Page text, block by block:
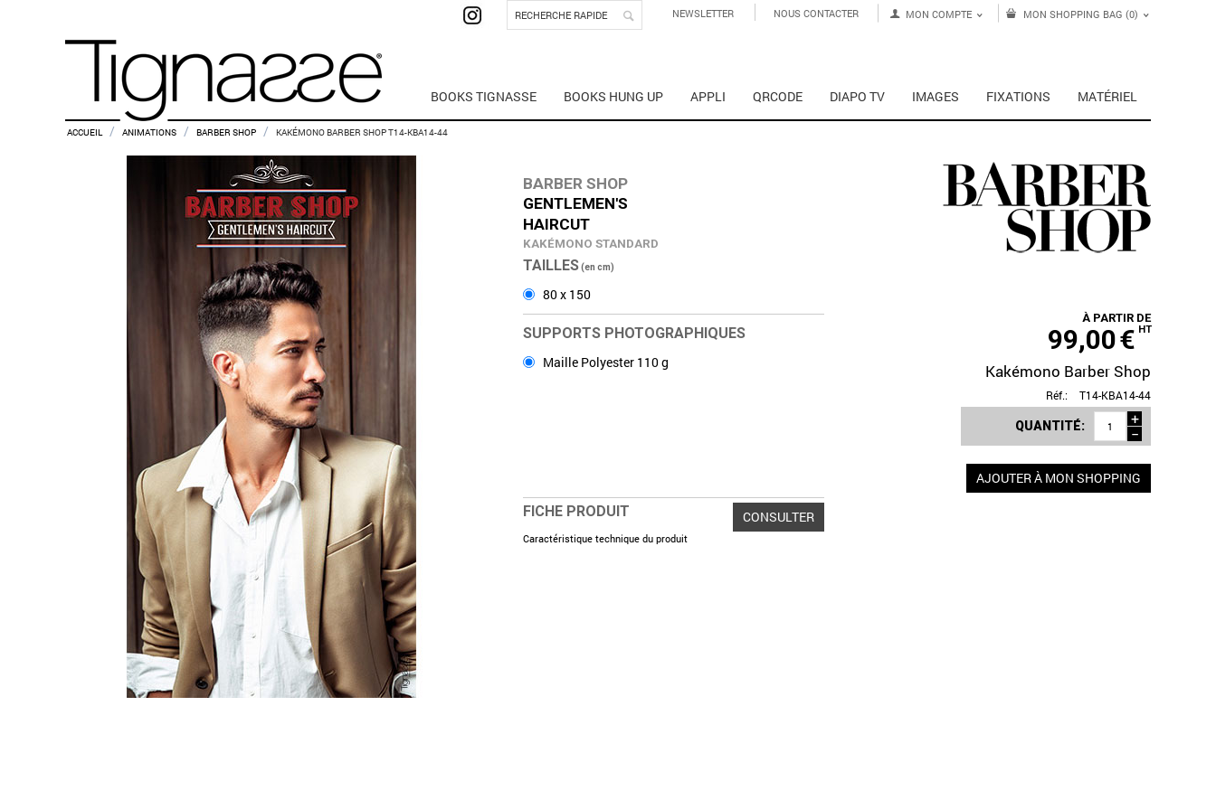
MON SHOPPING BAG (0)
MON COMPTE
NEWSLETTER NOUS CONTACTER
BOOKS TIGNASSE BOOKS HUNG UP APPLI QRCODE DIAPO TV IMAGES FIXATIONS MATÉRIEL
ACCUEIL / ANIMATIONS / BARBER SHOP / KAKÉMONO BARBER SHOP T14-KBA14-44
À PARTIR DE
99,00€ HT
Kakémono Barber Shop
Réf.: T14-KBA14-44
QUANTITÉ:
+
−
AJOUTER À MON SHOPPING
BARBER SHOP
GENTLEMEN'S­
HAIRCUT
KAKÉMONO STANDARD
TAILLES(en cm)
80 x 150
SUPPORTS PHOTOGRAPHIQUES
Maille Polyester 110 g
FICHE PRODUIT CONSULTER
Caractéristique technique du produit